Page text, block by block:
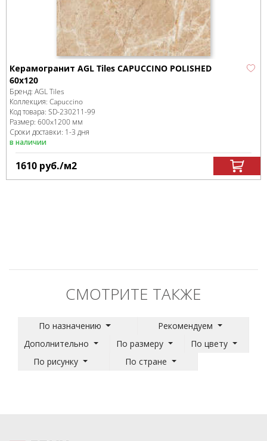
Керамогранит AGL Tiles CAPUCCINO POLISHED
60x120
Бренд: AGL Tiles
Коллекция: Capuccino
Код товара: SD-230211-99
Размер: 600x1200 мм
Сроки доставки: 1-3 дня
в наличии
1610 руб./м2
СМОТРИТЕ ТАКЖЕ
По назначению
Рекомендуем
Дополнительно
По размеру
По цвету
По рисунку
По стране